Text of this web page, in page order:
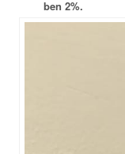
ben 2%.